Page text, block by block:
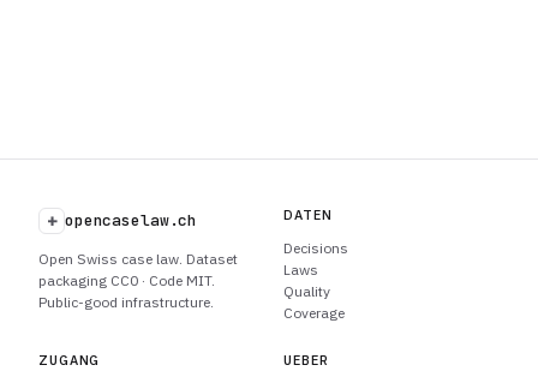
+ opencaselaw.ch
Open Swiss case law. Dataset
packaging CC0 · Code MIT.
Public-good infrastructure.
DATEN
Decisions
Laws
Quality
Coverage
ZUGANG UEBER